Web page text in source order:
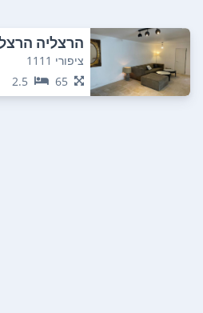
הרצליה
ציפורי 1111
65
2.5